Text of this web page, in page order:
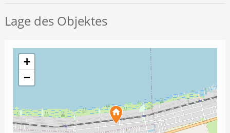
Lage des Objektes
+
−